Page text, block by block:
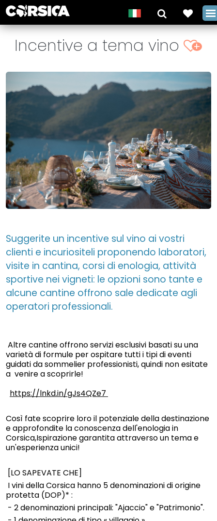
Incentive a tema vino +
Suggerite un incentive sul vino ai vostri
clienti e incuriositeli proponendo laboratori,
visite in cantina, corsi di enologia, attività
sportive nei vigneti: le opzioni sono tante e
alcune cantine offrono sale dedicate agli
operatori professionali.
Altre cantine offrono servizi esclusivi basati su una
varietà di formule per ospitare tutti i tipi di eventi
guidati da sommelier professionisti, quindi non esitate
a venire a scoprirle!
https://lnkd.in/gJs4QZe7
Così fate scoprire loro il potenziale della destinazione
e approfondite la conoscenza dell'enologia in
Corsica,Ispirazione garantita attraverso un tema e
un'esperienza unici!
[LO SAPEVATE CHE]
I vini della Corsica hanno 5 denominazioni di origine
protetta (DOP)* :
- 2 denominazioni principali: "Ajaccio" e "Patrimonio".